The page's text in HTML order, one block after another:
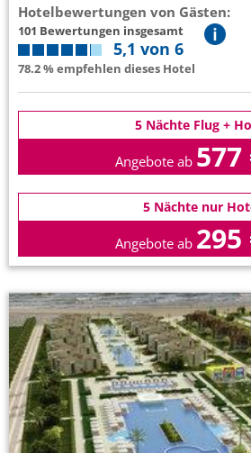
Hotelbewertungen von Gästen:
101 Bewertungen insgesamt
5,1 von 6
78.2 % empfehlen dieses Hotel
5 Nächte Flug +
Angebote ab 577
5 Nächte nur
Angebote ab 295